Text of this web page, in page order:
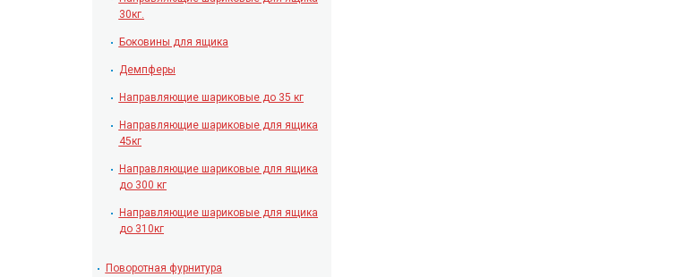
30кг.
Боковины для ящика
Демпферы
Направляющие шариковые до 35 кг
Направляющие шариковые для ящика
45кг
Направляющие шариковые для ящика
до 300 кг
Направляющие шариковые для ящика
до 310кг
Поворотная фурнитура